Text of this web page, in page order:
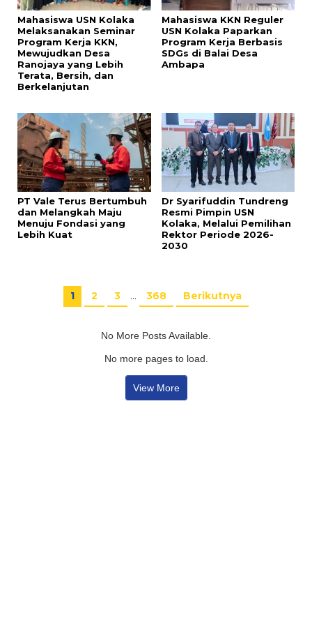
Mahasiswa USN Kolaka
Melaksanakan Seminar
Program Kerja KKN,
Mewujudkan Desa
Ranojaya yang Lebih
Terata, Bersih, dan
Berkelanjutan
Mahasiswa KKN Reguler
USN Kolaka Paparkan
Program Kerja Berbasis
SDGs di Balai Desa
Ambapa
PT Vale Terus Bertumbuh
dan Melangkah Maju
Menuju Fondasi yang
Lebih Kuat
Dr Syarifuddin Tundreng
Resmi Pimpin USN
Kolaka, Melalui Pemilihan
Rektor Periode 2026-
2030
1 2 3 … 368 Berikutnya
No More Posts Available.
No more pages to load.
View More